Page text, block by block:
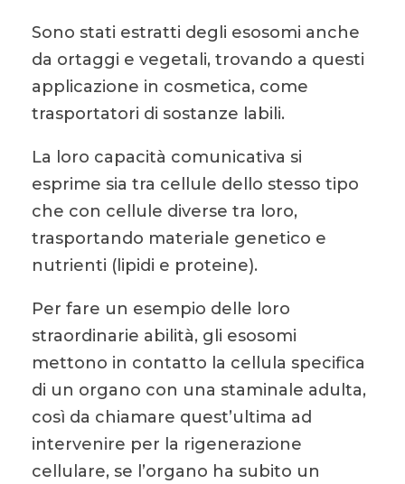
Sono stati estratti degli esosomi anche
da ortaggi e vegetali, trovando a questi
applicazione in cosmetica, come
trasportatori di sostanze labili.
La loro capacità comunicativa si
esprime sia tra cellule dello stesso tipo
che con cellule diverse tra loro,
trasportando materiale genetico e
nutrienti (lipidi e proteine).
Per fare un esempio delle loro
straordinarie abilità, gli esosomi
mettono in contatto la cellula specifica
di un organo con una staminale adulta,
così da chiamare quest’ultima ad
intervenire per la rigenerazione
cellulare, se l’organo ha subito un